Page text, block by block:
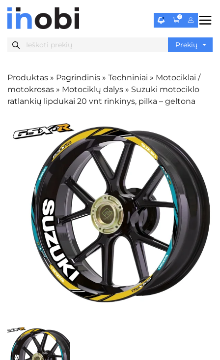
0
Produktas » Pagrindinis » Techniniai » Motociklai /
motokrosas » Motociklų dalys » Suzuki motociklo
ratlankių lipdukai 20 vnt rinkinys, pilka – geltona